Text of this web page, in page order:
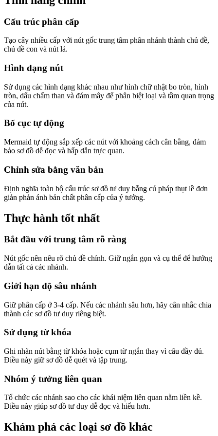
Cấu trúc phân cấp
Tạo cây nhiều cấp với nút gốc trung tâm phân nhánh thành chủ đề,
chủ đề con và nút lá.
Hình dạng nút
Sử dụng các hình dạng khác nhau như hình chữ nhật bo tròn, hình
tròn, dấu chấm than và đám mây để phân biệt loại và tầm quan trọng
của nút.
Bố cục tự động
Mermaid tự động sắp xếp các nút với khoảng cách cân bằng, đảm
bảo sơ đồ dễ đọc và hấp dẫn trực quan.
Chỉnh sửa bằng văn bản
Định nghĩa toàn bộ cấu trúc sơ đồ tư duy bằng cú pháp thụt lề đơn
giản phản ánh bản chất phân cấp của ý tưởng.
Thực hành tốt nhất
Bắt đầu với trung tâm rõ ràng
Nút gốc nên nêu rõ chủ đề chính. Giữ ngắn gọn và cụ thể để hướng
dẫn tất cả các nhánh.
Giới hạn độ sâu nhánh
Giữ phân cấp ở 3-4 cấp. Nếu các nhánh sâu hơn, hãy cân nhắc chia
thành các sơ đồ tư duy riêng biệt.
Sử dụng từ khóa
Ghi nhãn nút bằng từ khóa hoặc cụm từ ngắn thay vì câu đầy đủ.
Điều này giữ sơ đồ dễ quét và tập trung.
Nhóm ý tưởng liên quan
Tổ chức các nhánh sao cho các khái niệm liên quan nằm liền kề.
Điều này giúp sơ đồ tư duy dễ đọc và hiểu hơn.
Khám phá các loại sơ đồ khác